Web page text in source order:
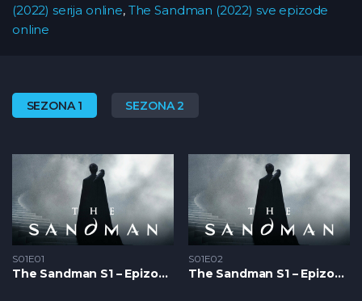
(2022) serija online, The Sandman (2022) sve epizode
online
SEZONA 1 SEZONA 2
S01E01
The Sandman S1 – Epizoda 01
S01E02
The Sandman S1 – Epizoda 02